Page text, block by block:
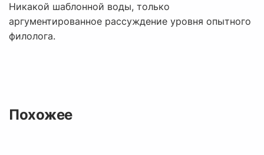
Никакой шаблонной воды, только
аргументированное рассуждение уровня опытного
филолога.
Похожее